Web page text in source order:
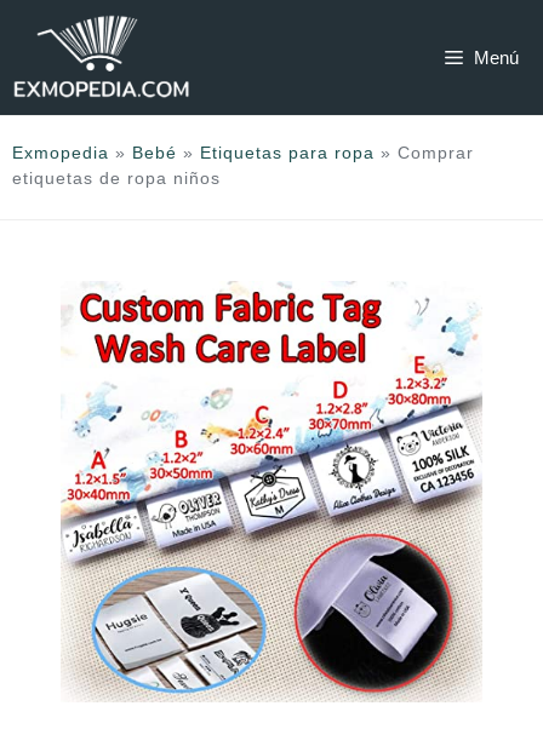
Menú
Exmopedia » Bebé » Etiquetas para ropa » Comprar
etiquetas de ropa niños